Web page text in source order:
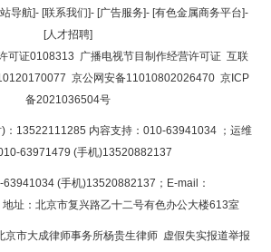
返回顶部
返回首页
导航]- [联系我们]- [广告服务]- [有色金属商务平台]-
[人才招聘]
可证0108313 广播电视节目制作经营许可证 互联
京公网安备11010802026470 京ICP
备2021036504号
：13522111285 内容支持：010-63941034 ；运维
63971479 (手机)13520882137
(手机)13520882137；E-mail：
地址：北京市复兴路乙十二号有色办公大楼613室
市大成律师事务所杨贵生律师 虚假失实报道举报